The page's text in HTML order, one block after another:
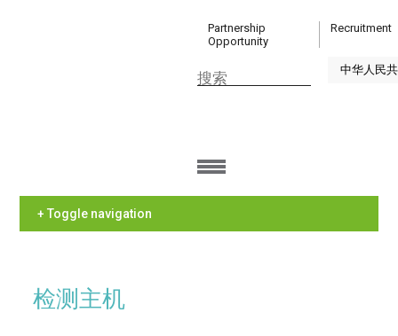
Partnership
Opportunity
Recruitment
+ Toggle navigation
检测主机